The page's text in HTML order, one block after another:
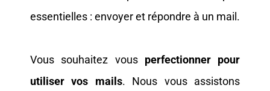
essentielles : envoyer et répondre à un mail.
Vous souhaitez vous perfectionner pour
utiliser vos mails. Nous vous assistons